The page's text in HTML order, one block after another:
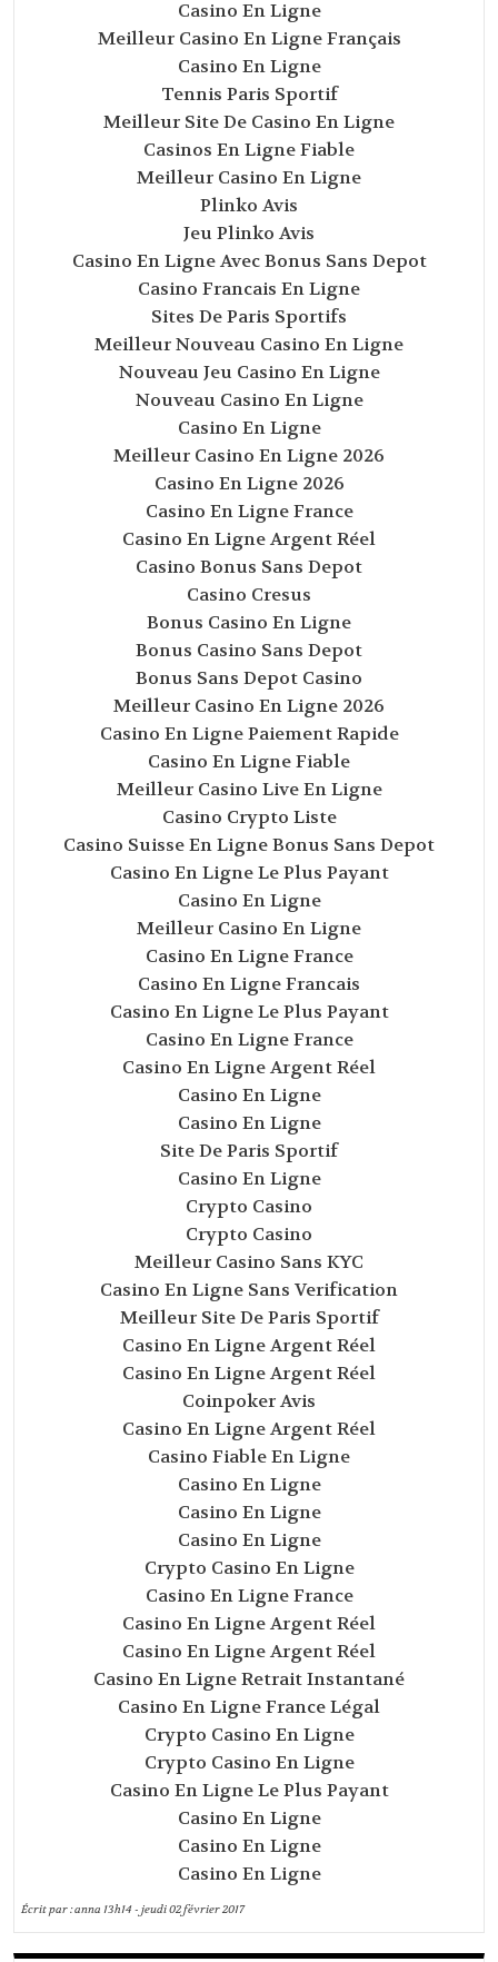
Casino En Ligne
Meilleur Casino En Ligne Français
Casino En Ligne
Tennis Paris Sportif
Meilleur Site De Casino En Ligne
Casinos En Ligne Fiable
Meilleur Casino En Ligne
Plinko Avis
Jeu Plinko Avis
Casino En Ligne Avec Bonus Sans Depot
Casino Francais En Ligne
Sites De Paris Sportifs
Meilleur Nouveau Casino En Ligne
Nouveau Jeu Casino En Ligne
Nouveau Casino En Ligne
Casino En Ligne
Meilleur Casino En Ligne 2026
Casino En Ligne 2026
Casino En Ligne France
Casino En Ligne Argent Réel
Casino Bonus Sans Depot
Casino Cresus
Bonus Casino En Ligne
Bonus Casino Sans Depot
Bonus Sans Depot Casino
Meilleur Casino En Ligne 2026
Casino En Ligne Paiement Rapide
Casino En Ligne Fiable
Meilleur Casino Live En Ligne
Casino Crypto Liste
Casino Suisse En Ligne Bonus Sans Depot
Casino En Ligne Le Plus Payant
Casino En Ligne
Meilleur Casino En Ligne
Casino En Ligne France
Casino En Ligne Francais
Casino En Ligne Le Plus Payant
Casino En Ligne France
Casino En Ligne Argent Réel
Casino En Ligne
Casino En Ligne
Site De Paris Sportif
Casino En Ligne
Crypto Casino
Crypto Casino
Meilleur Casino Sans KYC
Casino En Ligne Sans Verification
Meilleur Site De Paris Sportif
Casino En Ligne Argent Réel
Casino En Ligne Argent Réel
Coinpoker Avis
Casino En Ligne Argent Réel
Casino Fiable En Ligne
Casino En Ligne
Casino En Ligne
Casino En Ligne
Crypto Casino En Ligne
Casino En Ligne France
Casino En Ligne Argent Réel
Casino En Ligne Argent Réel
Casino En Ligne Retrait Instantané
Casino En Ligne France Légal
Crypto Casino En Ligne
Crypto Casino En Ligne
Casino En Ligne Le Plus Payant
Casino En Ligne
Casino En Ligne
Casino En Ligne
Écrit par :anna 13h14-jeudi 02février 2017